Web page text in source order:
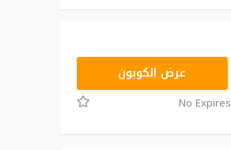
RRF24عرض الكوبون
No Expires